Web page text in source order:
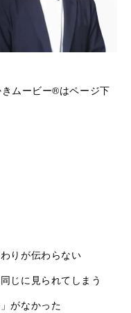
ムービー®はページ下
りが伝わらない
じに見られてしまう
がなかった